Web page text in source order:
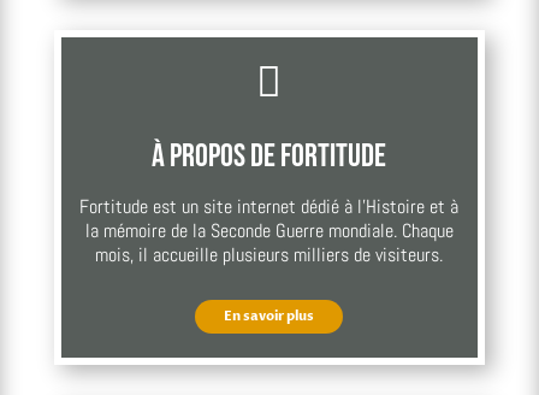

À propos de Fortitude
Fortitude est un site internet dédié à l’Histoire et à
la mémoire de la Seconde Guerre mondiale. Chaque
mois, il accueille plusieurs milliers de visiteurs.
En savoir plus